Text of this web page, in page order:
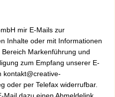
mir E-Mails zur
Inhalte oder mit Informationen
Markenführung und
zum Empfang unserer E-
kontakt@creative-
oder per Telefax widerrufbar.
dazu einen Abmeldelink,